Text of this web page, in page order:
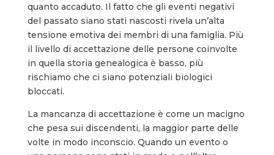
quanto accaduto. Il fatto che gli eventi negativi
del passato siano stati nascosti rivela un’alta
tensione emotiva dei membri di una famiglia. Più
il livello di accettazione delle persone coinvolte
in quella storia genealogica è basso, più
rischiamo che ci siano potenziali biologici
bloccati.
La mancanza di accettazione è come un macigno
che pesa sui discendenti, la maggior parte delle
volte in modo inconscio. Quando un evento o